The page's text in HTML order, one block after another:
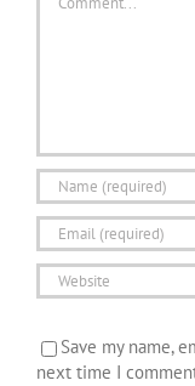
Save my name,
next time I